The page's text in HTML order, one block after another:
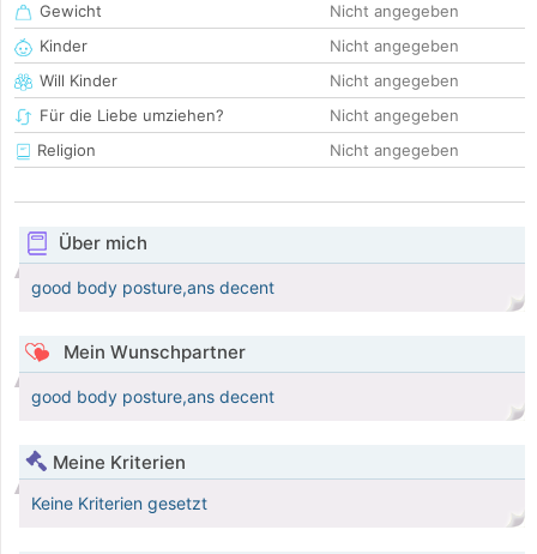
Gewicht
Nicht angegeben
Kinder
Nicht angegeben
Will Kinder
Nicht angegeben
Für die Liebe umziehen?
Nicht angegeben
Religion
Nicht angegeben
Über mich
good body posture,ans decent
Mein Wunschpartner
good body posture,ans decent
Meine Kriterien
Keine Kriterien gesetzt